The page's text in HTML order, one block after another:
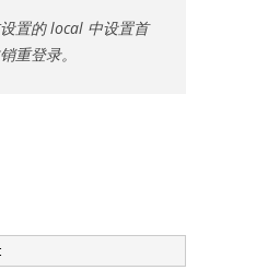
置的 local 中设置首
重登录。